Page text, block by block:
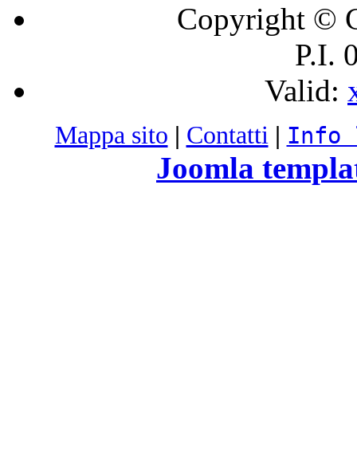
Copyright ©
P.I.
Valid:
Mappa sito | Contatti | Info
Joomla